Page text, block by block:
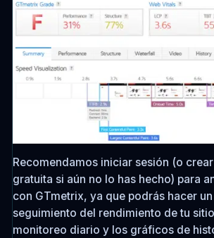
Recomendamos iniciar sesión (o
gratuita si aún no lo has hecho) para
con GTmetrix, ya que podrás hacer
seguimiento del rendimiento de tu
monitoreo diario y los gráficos de